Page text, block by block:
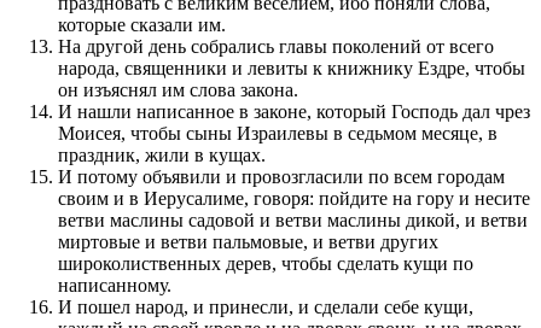
которые сказали им.
На другой день собрались главы поколений от всего
народа, священники и левиты к книжнику Ездре, чтобы
он изъяснял им слова закона.
И нашли написанное в законе, который Господь дал чрез
Моисея, чтобы сыны Израилевы в седьмом месяце, в
праздник, жили в кущах.
И потому объявили и провозгласили по всем городам
своим и в Иерусалиме, говоря: пойдите на гору и несите
ветви маслины садовой и ветви маслины дикой, и ветви
миртовые и ветви пальмовые, и ветви других
широколиственных дерев, чтобы сделать кущи по
написанному.
И пошел народ, и принесли, и сделали себе кущи,